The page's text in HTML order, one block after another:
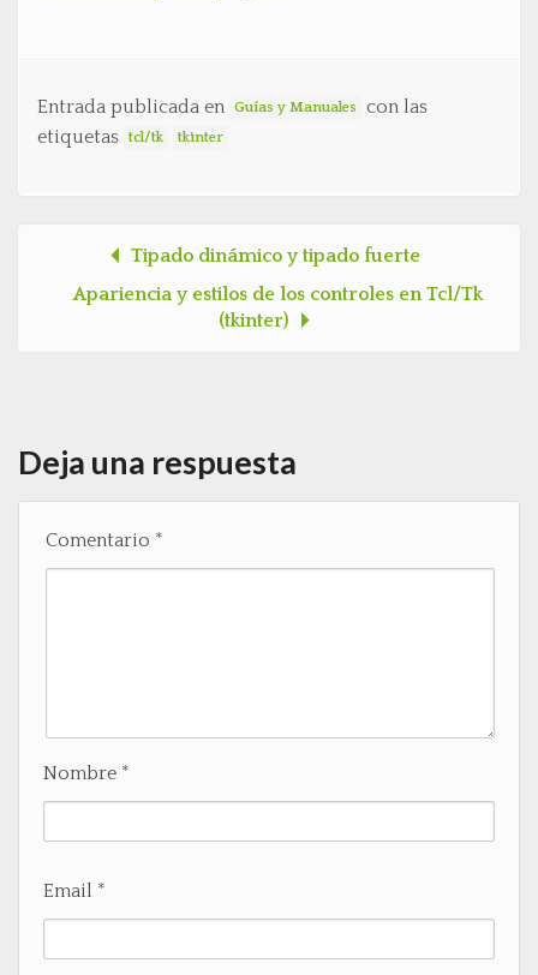
Entrada publicada en Guías y Manuales
con las
etiquetas
tcl/tk tkinter
Post navigation
Tipado dinámico y tipado fuerte
Apariencia y estilos de los controles en Tcl/Tk
(tkinter)
Deja una respuesta
Comentario *
Nombre *
Email *